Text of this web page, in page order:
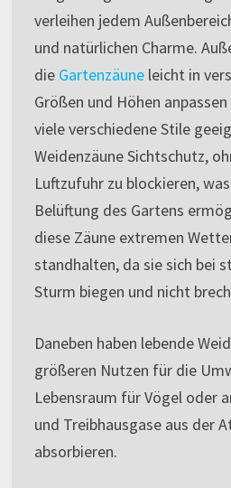
verleihen jedem
und natürlichen Charme.
die Gartenzäuneleicht in
Größen und Höhen
viele verschiedene Stile
Weidenzäune Sichtschutz,
Luftzufuhr zu blockieren,
Belüftung des Gartens
diese Zäune extremen
standhalten, da sie sich bei
Sturm biegen und nicht
Daneben haben lebende
größeren Nutzen für die
Lebensraum für Vögel oder
und Treibhausgase aus der
absorbieren.